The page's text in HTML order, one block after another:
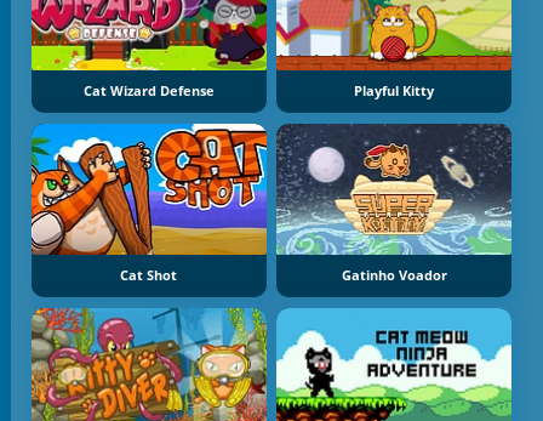
Cat Wizard Defense Playful Kitty
Cat Shot Gatinho Voador